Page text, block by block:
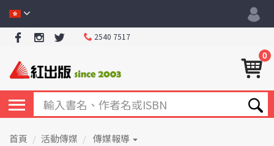
2540 7517
0
首頁 活動傳媒 傳媒報導